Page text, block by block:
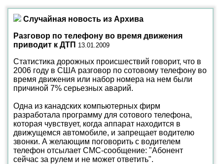
Случайная новость из Архива
Разговор по телефону во время движения
приводит к ДТП 13.01.2009
Статистика дорожных происшествий говорит, что в
2006 году в США разговор по сотовому телефону во
время движения или набор номера на нем были
причиной 7% серьезных аварий.
Одна из канадских компьютерных фирм
разработала программу для сотового телефона,
которая чувствует, когда аппарат находится в
движущемся автомобиле, и запрещает водителю
звонки. А желающим поговорить с водителем
телефон отсылает СМС-сообщение: "Абонент
сейчас за рулем и не может ответить".